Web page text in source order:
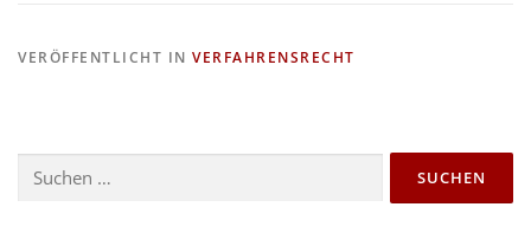
VERÖFFENTLICHT IN VERFAHRENSRECHT